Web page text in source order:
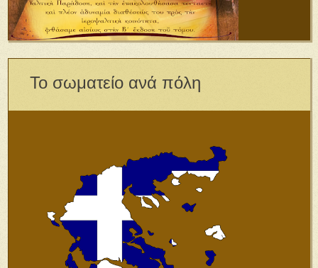
Το σωματείο ανά πόλη